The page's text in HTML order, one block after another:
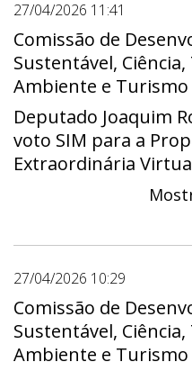
27/04/2026 11:41
Comissão de
Sustentável,
Ambiente e Turismo
Deputado Joaquim
voto SIM para a
Extraordinária
27/04/2026 10:29
Comissão de
Sustentável,
Ambiente e Turismo